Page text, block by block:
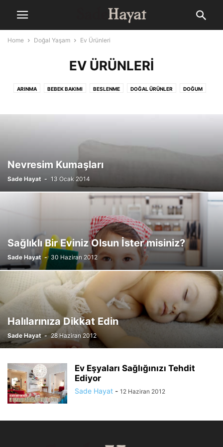
Home Doğal Yaşam Ev Ürünleri
EV ÜRÜNLERI
ARINMA BEBEK BAKIMI BESLENME DOĞAL ÜRÜNLER DOĞUM
Nevresim Kumaşları
Sade Hayat - 13 Ocak 2014
Sağlıklı Bir Eviniz Olsun İster misiniz?
Sade Hayat - 30 Haziran 2012
Halılarınıza Dikkat Edin
Sade Hayat - 28 Haziran 2012
Ev Eşyaları Sağlığınızı Tehdit
Ediyor
Sade Hayat - 12 Haziran 2012